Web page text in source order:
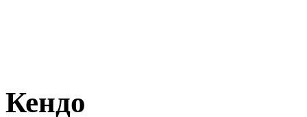
Кендо